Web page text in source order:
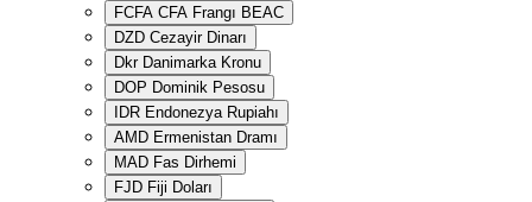
FCFA CFA Frangı BEAC
DZD Cezayir Dinarı
Dkr Danimarka Kronu
DOP Dominik Pesosu
IDR Endonezya Rupiahı
AMD Ermenistan Dramı
MAD Fas Dirhemi
FJD Fiji Doları